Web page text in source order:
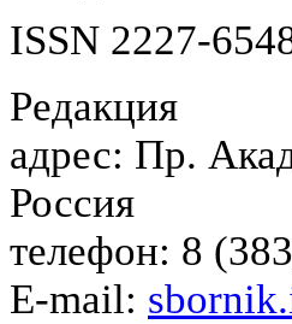
ISSN 2227-
Редакция
адрес: Пр.
Россия
телефон: 8
E-mail: